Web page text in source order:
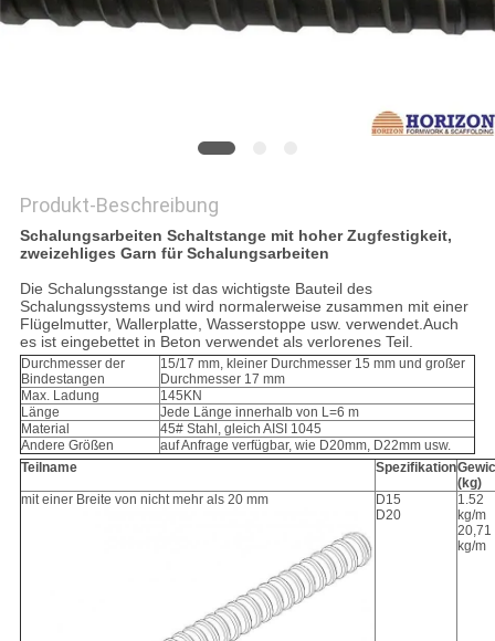
Produkt-Beschreibung
Schalungsarbeiten Schaltstange mit hoher Zugfestigkeit,
zweizehliges Garn für Schalungsarbeiten
Die Schalungsstange ist das wichtigste Bauteil des
Schalungssystems und wird normalerweise zusammen mit einer
Flügelmutter, Wallerplatte, Wasserstoppe usw. verwendet.Auch
es ist eingebettet in Beton verwendet als verlorenes Teil.
Durchmesser der
Bindestangen
15/17 mm, kleiner Durchmesser 15 mm und großer
Durchmesser 17 mm
Max. Ladung
145KN
Länge
Jede Länge innerhalb von L=6 m
Material
45# Stahl, gleich AISI 1045
Andere Größen
auf Anfrage verfügbar, wie D20mm, D22mm usw.
Teilname
Spezifikation
(kg)
mit einer Breite von nicht mehr als 20 mm
D15
D20
1.52
kg/m
20,71
kg/m